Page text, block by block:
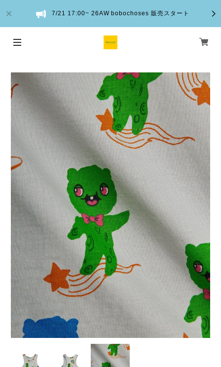
7/21 17:00~ 26AW bobochoses 販売スタート